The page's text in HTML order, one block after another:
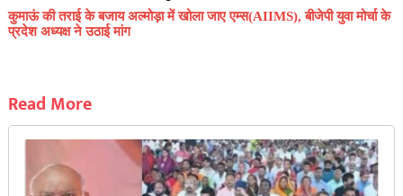
कुमाऊं की तराई के बजाय अल्मोड़ा में खोला जाए एम्स(AIIMS), बीजेपी युवा मोर्चा के
प्रदेश अध्यक्ष ने उठाई मांग
Read More